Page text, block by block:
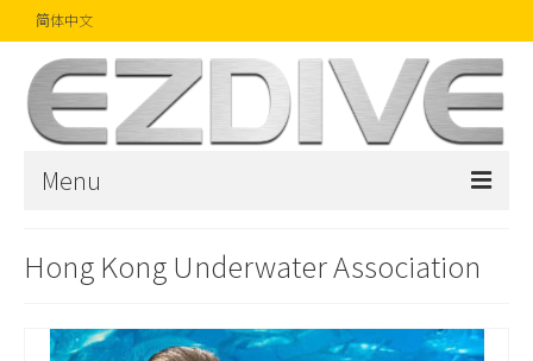
简体中文
Menu
文章
Hong Kong Underwater Association